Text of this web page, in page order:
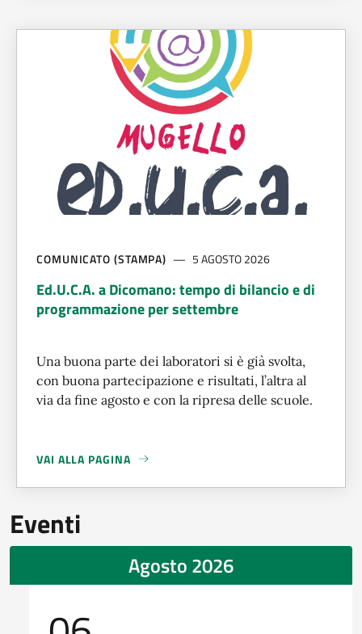
COMUNICATO (STAMPA) 5 AGOSTO 2026
Ed.U.C.A. a Dicomano: tempo di bilancio e di
programmazione per settembre
Una buona parte dei laboratori si è già svolta,
con buona partecipazione e risultati, l’altra al
via da fine agosto e con la ripresa delle scuole.
VAI ALLA PAGINA
A PROPOSITO DIED.U.C.A. A DICOMANO: TEMPO DI
Eventi
Agosto 2026